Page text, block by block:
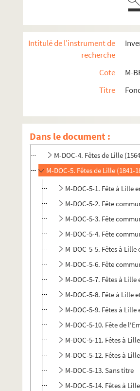
Intitulé de l'instrument de
recherche
Cote
M-
Titre
Dans le document :
M-BRO. Brochures du fonds
M-DOC. Documents du fonds
M-DOC-2. Ancien régime et
M-DOC-3. Empire et
M-DOC-4. Fêtes de Lille
M-DOC-5. Fêtes de Lille (1841-
M-DOC-5-1. Fête à Lille
M-DOC-5-2. Fête
M-DOC-5-3. Fête
M-DOC-5-4. Fête
M-DOC-5-5. Fêtes à Lille
M-DOC-5-6. Fête
M-DOC-5-7. Fêtes à Lille
M-DOC-5-8. Fête à Lille
M-DOC-5-9. Fêtes à Lille
M-DOC-5-10. Fête de
M-DOC-5-11. Fêtes à
M-DOC-5-12. Fêtes à
M-DOC-5-13. Sans titre
M-DOC-5-14. Fêtes à